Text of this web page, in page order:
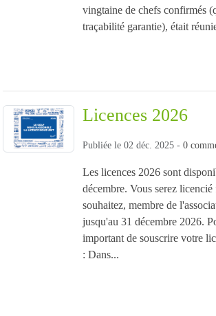
vingtaine de chefs confirmés
traçabilité garantie), était
Licences 2026
Publiée le 02 déc. 2025 - 0
Les licences 2026 sont
décembre. Vous serez
souhaitez, membre de
jusqu'au 31 décembre 2026.
important de souscrire votre
: Dans...